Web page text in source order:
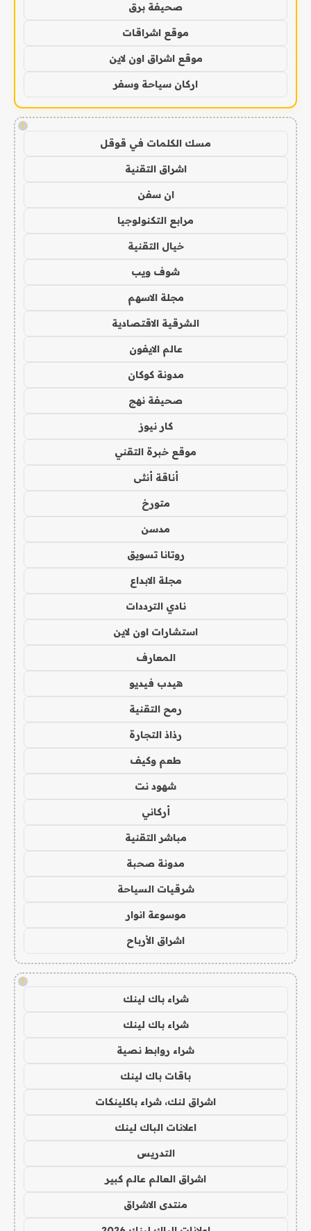
صحيفة برق
موقع اشراقات
موقع اشراق اون لاين
اركان سياحة وسفر
!
مسك الكلمات في قوقل
اشراق التقنية
ان سفن
مرابع التكنولوجيا
خيال التقنية
شوف ويب
مجلة الاسهم
الشرقية الاقتصادية
عالم الايفون
مدونة كوكان
صحيفة نهج
كار نيوز
موقع خبرة التقني
أناقة أنثى
متورخ
مدسن
روتانا تسويق
مجلة الابداع
نادي الترددات
استشارات اون لاين
المعارف
هيدب فيديو
رمح التقنية
رذاذ التجارة
طعم وكيف
شهود نت
أركاني
مباشر التقنية
مدونة صحبة
شرقيات السياحة
موسوعة انوار
اشراق الأرباح
!
شراء باك لينك
شراء باك لينك
شراء روابط نصية
باقات باك لينك
اشراق لنك، شراء باكلينكات
اعلانات الباك لينك
التدريس
اشراق العالم عالم كبير
منتدى الاشراق